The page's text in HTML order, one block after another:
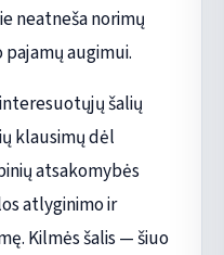
neatneša norimų
augimui.
šalių
klausimų dėl
atsakomybės
atlyginimo ir
Kilmės šalis — šiuo